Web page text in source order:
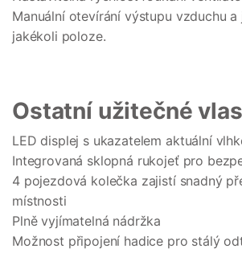
Manuální otevírání výstupu vzduchu
jakékoli poloze.
Ostatní užitečné
LED displej s ukazatelem aktuální
Integrovaná sklopná rukojeť pro
4 pojezdová kolečka zajistí snadný
místnosti
Plně vyjímatelná nádržka
Možnost připojení hadice pro stálý